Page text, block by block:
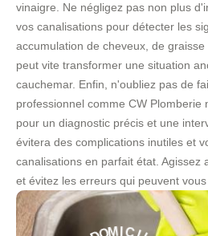
vinaigre. Ne négligez pas non plus
vos canalisations pour détecter les
accumulation de cheveux, de
peut vite transformer une situation
cauchemar. Enfin, n'oubliez pas de
professionnel comme CW Plomberie
pour un diagnostic précis et une
évitera des complications inutiles et
canalisations en parfait état. Agissez
et évitez les erreurs qui peuvent
LE